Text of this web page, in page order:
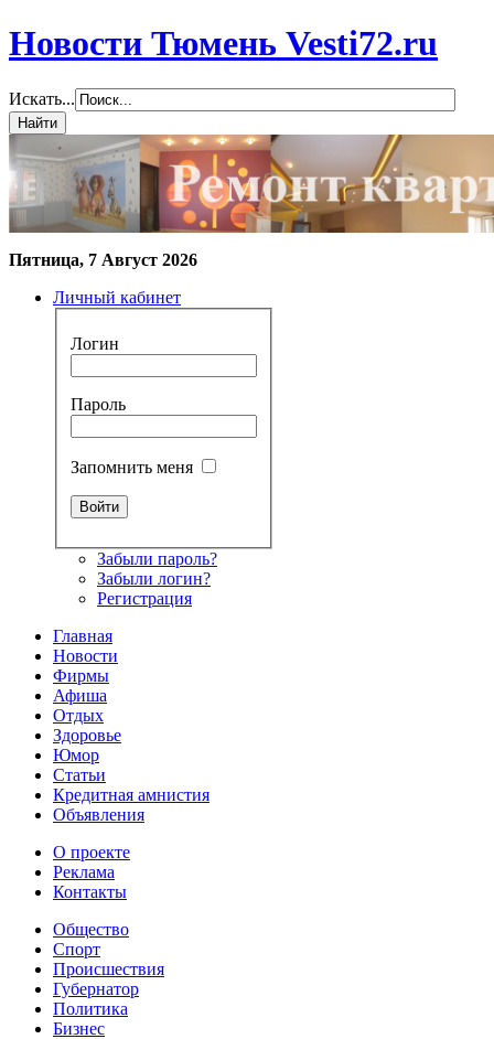
Новости Тюмень Vesti72.ru
Искать...
Пятница, 7 Август 2026
Личный кабинет
Логин
Пароль
Запомнить меня
Забыли пароль?
Забыли логин?
Регистрация
Главная
Новости
Фирмы
Афиша
Отдых
Здоровье
Юмор
Статьи
Кредитная амнистия
Объявления
О проекте
Реклама
Контакты
Общество
Спорт
Происшествия
Губернатор
Политика
Бизнес